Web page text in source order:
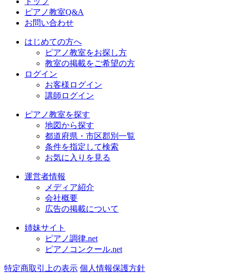
ピアノ教室Q&A
お問い合わせ
はじめての方へ
ピアノ教室をお探し方
教室の掲載をご希望の方
ログイン
お客様ログイン
講師ログイン
ピアノ教室を探す
地図から探す
都道府県・市区郡別一覧
条件を指定して検索
お気に入りを見る
運営者情報
メディア紹介
会社概要
広告の掲載について
姉妹サイト
ピアノ調律.net
ピアノコンクール.net
特定商取引上の表示 個人情報保護方針